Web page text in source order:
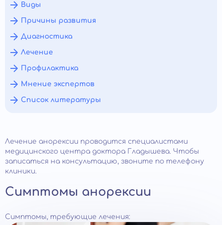
Виды
Причины развития
Диагностика
Лечение
Профилактика
Мнение экспертов
Список литературы
Лечение анорексии проводится специалистами
медицинского центра доктора Гладышева. Чтобы
записаться на консультацию, звоните по телефону
клиники.
Симптомы анорексии
Симптомы, требующие лечения: